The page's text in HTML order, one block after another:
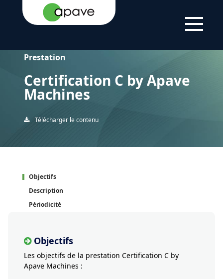
ACCUEIL CERTIFICATION C BY APAVE MACHINES
Prestation
Certification C by Apave
Machines
Télécharger le contenu
Objectifs
Description
Périodicité
Objectifs
Les objectifs de la prestation Certification C by
Apave Machines :